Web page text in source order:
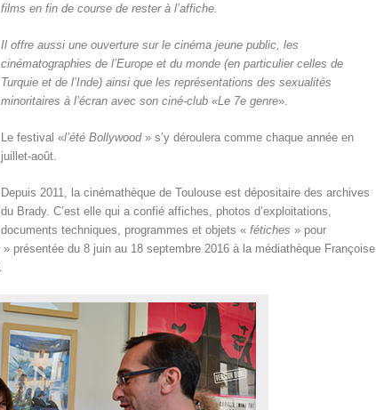
films en fin de course de rester à l’affiche.
Il offre aussi une ouverture sur le cinéma jeune public, les
cinématographies de l’Europe et du monde (en particulier celles de
Turquie et de l’Inde) ainsi que les représentations des sexualités
minoritaires à l’écran avec son ciné-club «Le 7e genre».
Le festival «l’été Bollywood» s’y déroulera comme chaque année en
juillet-août.
Depuis 2011, la cinémathèque de Toulouse est dépositaire des archives
du Brady. C’est elle qui a confié affiches, photos d’exploitations,
documents techniques, programmes et objets «fétiches » pour
» présentée du 8 juin au 18 septembre 2016 à la médiathèque Françoise